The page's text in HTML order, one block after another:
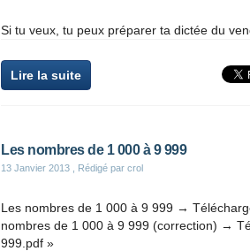
Si tu veux, tu peux préparer ta dictée du
Lire la suite
Les nombres de 1 000 à 9 999
13 Janvier 2013 , Rédigé par crol
Les nombres de 1 000 à 9 999 →
nombres de 1 000 à 9 999 (correction) →
999.pdf »